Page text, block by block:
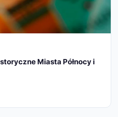
Miasta Północy i